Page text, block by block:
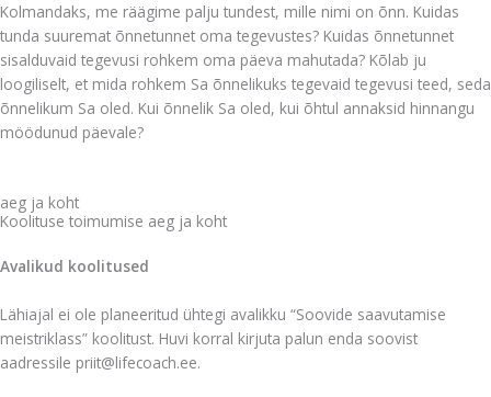
Kolmandaks, me räägime palju tundest, mille nimi on õnn. Kuidas
tunda suuremat õnnetunnet oma tegevustes? Kuidas õnnetunnet
sisalduvaid tegevusi rohkem oma päeva mahutada? Kõlab ju
loogiliselt, et mida rohkem Sa õnnelikuks tegevaid tegevusi teed, seda
õnnelikum Sa oled. Kui õnnelik Sa oled, kui õhtul annaksid hinnangu
möödunud päevale?
aeg ja koht
Koolituse toimumise aeg ja koht
Avalikud koolitused
Lähiajal ei ole planeeritud ühtegi avalikku “Soovide saavutamise
meistriklass” koolitust. Huvi korral kirjuta palun enda soovist
aadressile priit@lifecoach.ee.